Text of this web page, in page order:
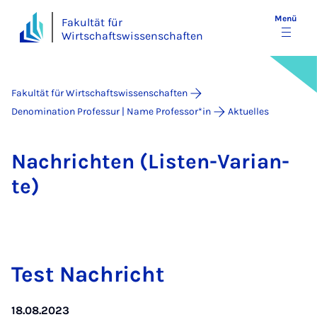
Fakultät für
Wirtschaftswissenschaften
Menü
Fakultät für Wirtschaftswissenschaften
Denomination Professur | Name Professor*in
Aktuelles
Nach­rich­ten (Lis­ten-Va­ri­a­n­
te)
Test Nach­richt
18.08.2023